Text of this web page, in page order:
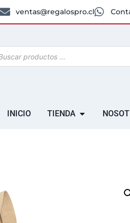
ventas@regalospro.cl
INICIO TIENDA